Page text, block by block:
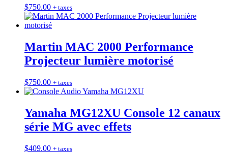
$750.00 + taxes
Martin MAC 2000 Performance
Projecteur lumière motorisé
$750.00 + taxes
Yamaha MG12XU Console 12 canaux
série MG avec effets
$409.00 + taxes